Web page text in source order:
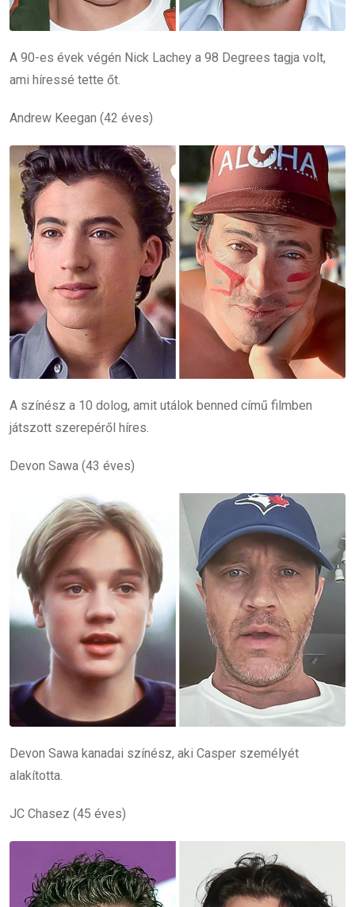
A 90-es évek végén Nick Lachey a 98 Degrees tagja volt,
ami híressé tette őt.
Andrew Keegan (42 éves)
A színész a 10 dolog, amit utálok benned című filmben
játszott szerepéről híres.
Devon Sawa (43 éves)
Devon Sawa kanadai színész, aki Casper személyét
alakította.
JC Chasez (45 éves)